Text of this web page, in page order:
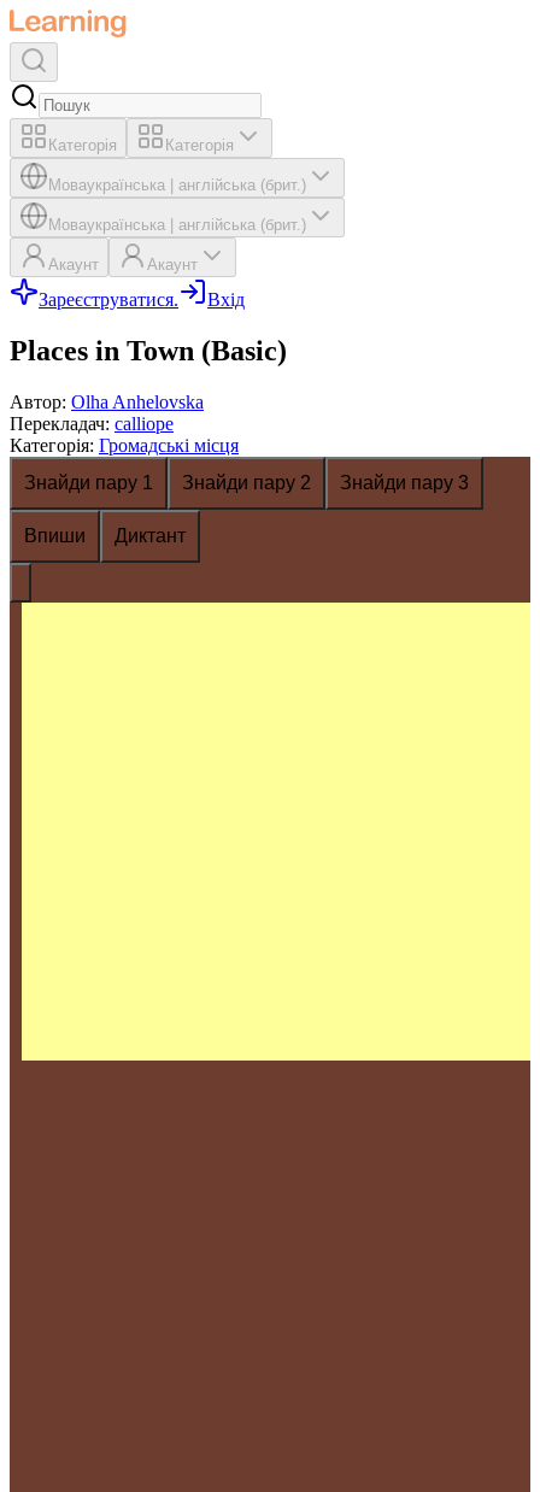
Категорія Категорія
Моваукраїнська англійська (брит.)
Моваукраїнська англійська (брит.)
Акаунт Акаунт
Зареєструватися. Вхід
Places in Town (Basic)
Автор: Olha Anhelovska
Перекладач: calliope
Категорія: Громадські місця
Знайди пару 1
Знайди пару 2 Знайди пару 3
Впиши Диктант